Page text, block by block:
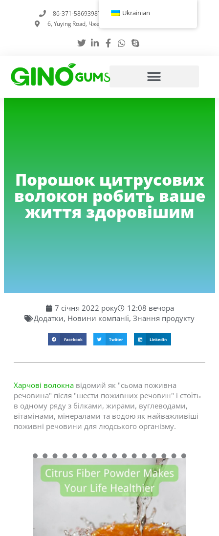
86-371-58693987
info@gumstabilizer.com
6, Yuying Road, Чженчжоу, провінція Хенань, Китай
Порошок цитрусових
волокон робить ваше
життя здоровішим
7 січня 2022 року
12:08 вечора
Додатки, Новини компанії, Знання продукту
Facebook Twitter LinkedIn
Харчові волокнавідомий як "сьома поживна
речовина" після "шести поживних речовин" і стоїть
в одному ряду з білками, жирами, вуглеводами,
вітамінами, мінералами та водою як найважливіші
поживні речовини для людського організму.
Ukrainian